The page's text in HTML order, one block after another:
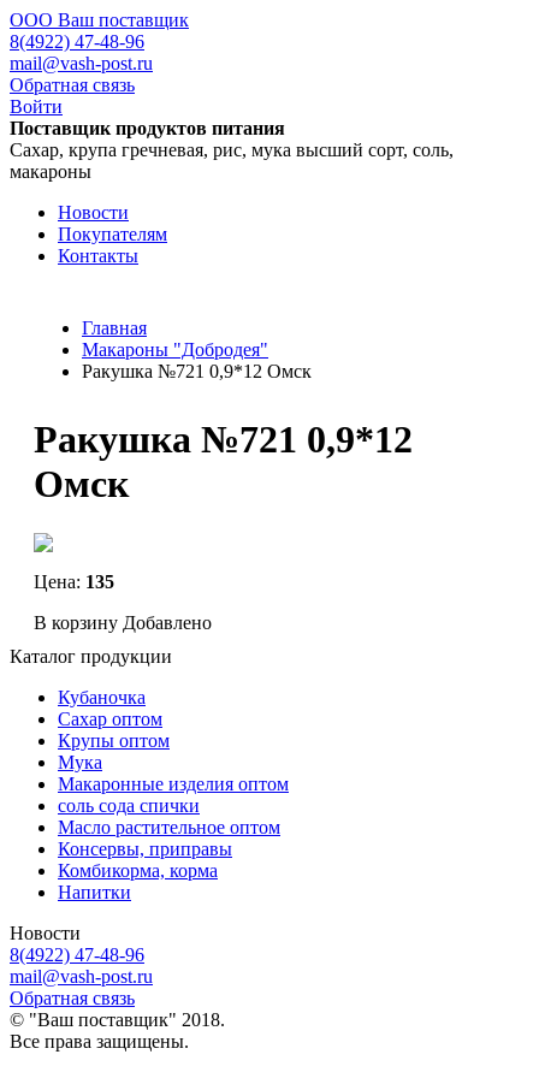
ООО Ваш поставщик
8(4922) 47-48-96
mail@vash-post.ru
Обратная связь
Войти
Поставщик продуктов питания
Сахар, крупа гречневая, рис, мука высший сорт, соль,
макароны
Новости
Покупателям
Контакты
Главная
Макароны "Добродея"
Ракушка №721 0,9*12 Омск
Ракушка №721 0,9*12
Омск
Цена: 135
В корзину Добавлено
Каталог продукции
Кубаночка
Сахар оптом
Крупы оптом
Мука
Макаронные изделия оптом
соль сода спички
Масло растительное оптом
Консервы, приправы
Комбикорма, корма
Напитки
Новости
8(4922) 47-48-96
mail@vash-post.ru
Обратная связь
© "Ваш поставщик" 2018.
Все права защищены.